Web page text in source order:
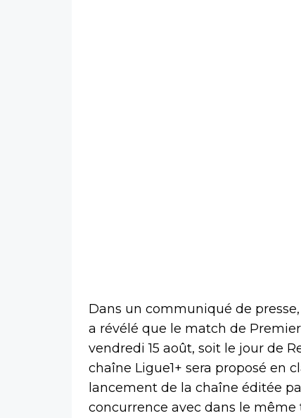
Dans un communiqué de
a révélé que le match de
vendredi 15 août, soit le jour de
chaîne Ligue1+ sera proposé en
lancement de la chaîne éditée
concurrence avec dans le